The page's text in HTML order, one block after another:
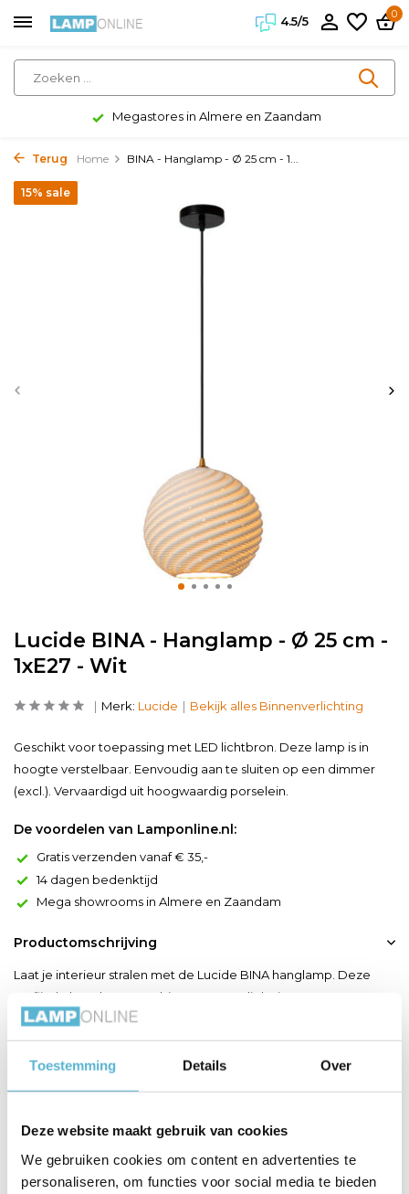
Toestemming Details Over
Deze website maakt gebruik van cookies
We gebruiken cookies om content en advertenties te
personaliseren, om functies voor social media te bieden
4.5/5
0
Megastores in Almere en Zaandam
Terug Home BINA - Hanglamp - Ø 25 cm - 1...
Lucide BINA - Hanglamp - Ø 25 cm -
1xE27 - Wit
15% sale
Merk: Lucide Bekijk alles Binnenverlichting
Geschikt voor toepassing met LED lichtbron. Deze lamp is in
hoogte verstelbaar. Eenvoudig aan te sluiten op een dimmer
(excl.). Vervaardigd uit hoogwaardig porselein.
De voordelen van Lamponline.nl:
Gratis verzenden vanaf € 35,-
14 dagen bedenktijd
Mega showrooms in Almere en Zaandam
Productomschrijving
Laat je interieur stralen met de Lucide BINA hanglamp. Deze
verfijnde hanglamp combineert Japandi design met
hoogwaardige afwerking in wit porselein en een matte coating.
Met een diameter van 25 cm en verstelbare hoogte tot 157 cm is
BINA ideaal boven eettafels, werkhoeken of keukeneilanden.
Productspecificaties